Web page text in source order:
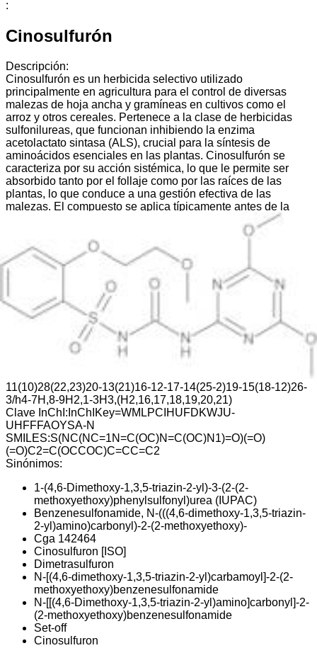
:
Cinosulfurón
Descripción:
Cinosulfurón es un herbicida selectivo utilizado
principalmente en agricultura para el control de diversas
malezas de hoja ancha y gramíneas en cultivos como el
arroz y otros cereales. Pertenece a la clase de herbicidas
sulfonilureas, que funcionan inhibiendo la enzima
acetolactato sintasa (ALS), crucial para la síntesis de
aminoácidos esenciales en las plantas. Cinosulfurón se
caracteriza por su acción sistémica, lo que le permite ser
absorbido tanto por el follaje como por las raíces de las
plantas, lo que conduce a una gestión efectiva de las
malezas. El compuesto se aplica típicamente antes de la
emergencia o después de la emergencia, dependiendo de
las malezas objetivo y del tipo de cultivo. Se conoce por su
baja toxicidad para los mamíferos y las aves, lo que lo
convierte en una opción relativamente segura cuando se
utiliza de acuerdo con las pautas recomendadas. Además,
Cinosulfurón es estable bajo diversas condiciones
ambientales, lo que contribuye a su efectividad en diversos
entornos agrícolas. Sin embargo, como todos los herbicidas,
debe usarse con prudencia para minimizar los posibles
impactos ambientales y el desarrollo de poblaciones de
malezas resistentes.
S
11(10)28(22,23)20-13(21)16-12-17-14(25-2)19-15(18-12)26-
3/h4-7H,8-9H2,1-3H3,(H2,16,17,18,19,20,21)
Clave InChI: InChIKey=WMLPCIHUFDKWJU-
UHFFFAOYSA-N
SMILES:S(NC(NC=1N=C(OC)N=C(OC)N1)=O)(=O)
(=O)C2=C(OCCOC)C=CC=C2
Sinónimos:
1-(4,6-Dimethoxy-1,3,5-triazin-2-yl)-3-(2-(2-
methoxyethoxy)phenylsulfonyl)urea (IUPAC)
Benzenesulfonamide, N-(((4,6-dimethoxy-1,3,5-triazin-
2-yl)amino)carbonyl)-2-(2-methoxyethoxy)-
Cga 142464
Cinosulfuron [ISO]
Dimetrasulfuron
N-[(4,6-dimethoxy-1,3,5-triazin-2-yl)carbamoyl]-2-(2-
methoxyethoxy)benzenesulfonamide
N-[[(4,6-Dimethoxy-1,3,5-triazin-2-yl)amino]carbonyl]-2-
(2-methoxyethoxy)benzenesulfonamide
Set-off
Cinosulfuron